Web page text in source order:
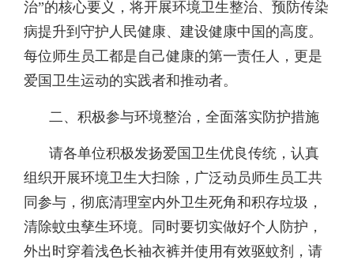
治”的核心要义，将开展环境卫生整治、预防传染
病提升到守护人民健康、建设健康中国的高度。
每位师生员工都是自己健康的第一责任人，更是
爱国卫生运动的实践者和推动者。
二、积极参与环境整治，全面落实防护措施
请各单位积极发扬爱国卫生优良传统，认真
组织开展环境卫生大扫除，广泛动员师生员工共
同参与，彻底清理室内外卫生死角和积存垃圾，
清除蚊虫孳生环境。同时要切实做好个人防护，
外出时穿着浅色长袖衣裤并使用有效驱蚊剂，请